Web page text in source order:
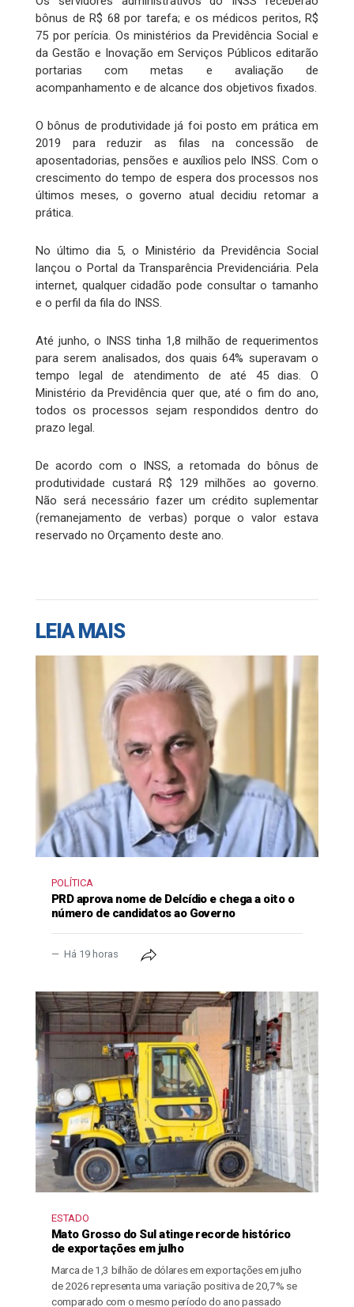
bônus de R$ 68 por tarefa; e os médicos peritos, R$
75 por perícia. Os ministérios da Previdência Social e
da Gestão e Inovação em Serviços Públicos editarão
portarias com metas e avaliação de
acompanhamento e de alcance dos objetivos fixados.
O bônus de produtividade já foi posto em prática em
2019 para reduzir as filas na concessão de
aposentadorias, pensões e auxílios pelo INSS. Com o
crescimento do tempo de espera dos processos nos
últimos meses, o governo atual decidiu retomar a
prática.
No último dia 5, o Ministério da Previdência Social
lançou o Portal da Transparência Previdenciária. Pela
internet, qualquer cidadão pode consultar o tamanho
e o perfil da fila do INSS.
Até junho, o INSS tinha 1,8 milhão de requerimentos
para serem analisados, dos quais 64% superavam o
tempo legal de atendimento de até 45 dias. O
Ministério da Previdência quer que, até o fim do ano,
todos os processos sejam respondidos dentro do
prazo legal.
De acordo com o INSS, a retomada do bônus de
produtividade custará R$ 129 milhões ao governo.
Não será necessário fazer um crédito suplementar
(remanejamento de verbas) porque o valor estava
reservado no Orçamento deste ano.
LEIA MAIS
POLÍTICA
PRD aprova nome de Delcídio e chega a oito o
número de candidatos ao Governo
Há 19 horas
ESTADO
Mato Grosso do Sul atinge recorde histórico
de exportações em julho
Marca de 1,3 bilhão de dólares em exportações em julho
de 2026 representa uma variação positiva de 20,7% se
comparado com o mesmo período do ano passado